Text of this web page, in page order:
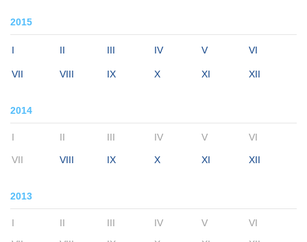
2015
I II III IV V VI
VII VIII IX X XI XII
2014
I II III IV V VI
VII VIII IX X XI XII
2013
I II III IV V
VI